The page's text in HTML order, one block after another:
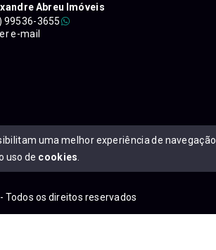
Abreu Imóveis
99536-3655
e-mail
os direitos reservados
uma melhor experiência de navegação.
uso de cookies